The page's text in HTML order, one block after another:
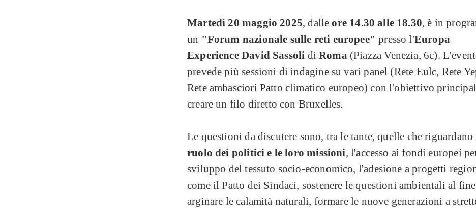
Martedì 20 maggio 2025, dalleore 14.30 alle 18.30, è in
un "Forum nazionale sulle reti europee" presso l'Europa
Experience David Sassoli diRoma (Piazza Venezia, 6c).
prevede più sessioni di indagine su vari panel (Rete Eulc, Rete
Rete ambasciori Patto climatico europeo) con l'obiettivo
creare un filo diretto con Bruxelles.
Le questioni da discutere sono, tra le tante, quelle che
ruolo dei politici e le loro missioni, l'accesso ai fondi europei
sviluppo del tessuto socio-economico, l'adesione a progetti
come il Patto dei Sindaci, sostenere le questioni ambientali al
arginare le calamità naturali, formare le nuove generazioni a